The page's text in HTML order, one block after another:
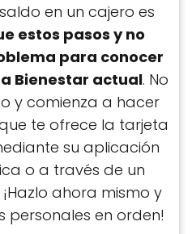
en un cajero es
estos pasos y no
para conocer
Bienestar actual. No
y comienza a hacer
te ofrece la tarjeta
su aplicación
o a través de un
ahora mismo y
personales en orden!